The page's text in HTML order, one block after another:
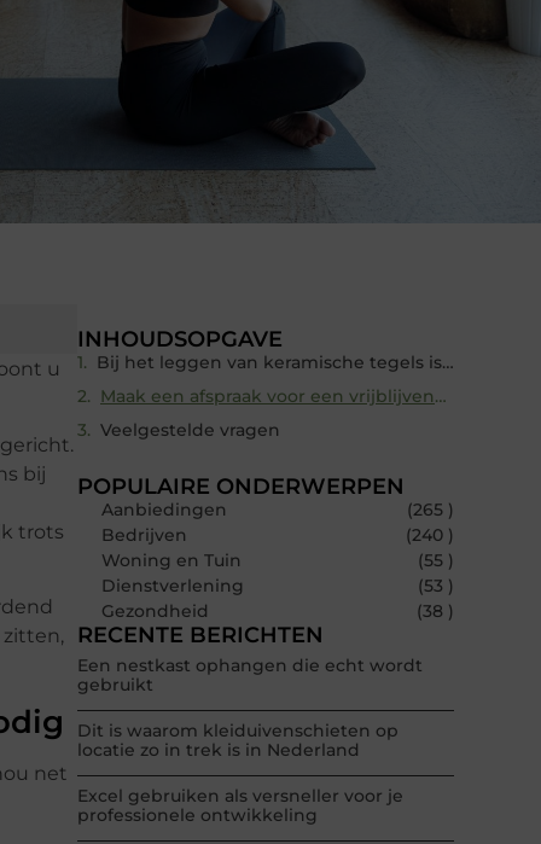
u
bij
trots
zitten,
net
INHOUDSOPGAVE
Bij het leggen van keramische tegels is een andere aanpak nodig
Maak een afspraak voor een vrijblijvende kennismaking
Veelgestelde vragen
POPULAIRE ONDERWERPEN
Aanbiedingen
(265 )
Bedrijven
(240 )
Woning en Tuin
(55 )
Dienstverlening
(53 )
Gezondheid
(38 )
RECENTE BERICHTEN
Een nestkast ophangen die echt wordt
gebruikt
Dit is waarom kleiduivenschieten op
locatie zo in trek is in Nederland
Excel gebruiken als versneller voor je
professionele ontwikkeling